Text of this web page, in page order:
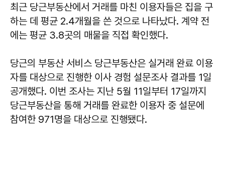
최근 당근부동산에서 거래를 마친 이용자들은 집을 구
하는 데 평균 2.4개월을 쓴 것으로 나타났다. 계약 전
에는 평균 3.8곳의 매물을 직접 확인했다.
당근의 부동산 서비스 당근부동산은 실거래 완료 이용
자를 대상으로 진행한 이사 경험 설문조사 결과를 1일
공개했다. 이번 조사는 지난 5월 11일부터 17일까지
당근부동산을 통해 거래를 완료한 이용자 중 설문에
참여한 971명을 대상으로 진행됐다.